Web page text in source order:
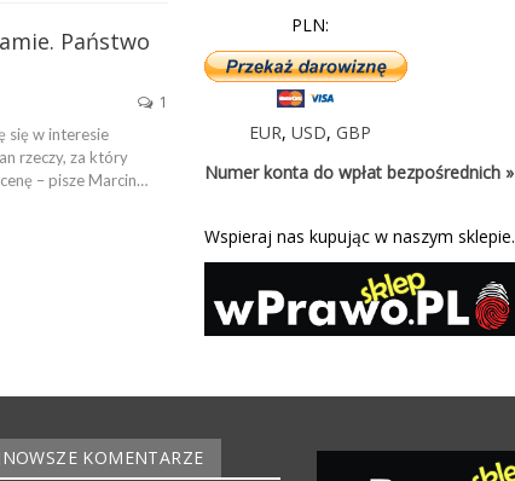
Państwo
1
się w interesie
rzeczy, za który
– pisze Marcin…
PLN:
EUR,USD,GBP
Numer konta do wpłat bezpośrednich »
Wspieraj nas kupując w naszym sklepie.
KOMENTARZE